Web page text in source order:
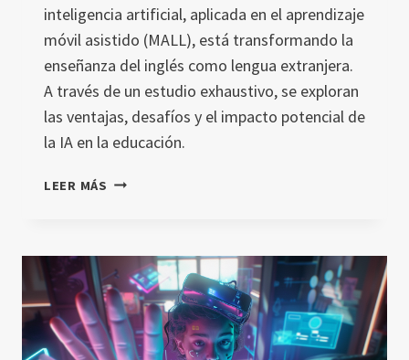
inteligencia artificial, aplicada en el aprendizaje
móvil asistido (MALL), está transformando la
enseñanza del inglés como lengua extranjera.
A través de un estudio exhaustivo, se exploran
las ventajas, desafíos y el impacto potencial de
la IA en la educación.
LEER MÁS CÓMO
ESTÁ
TRANSFORMANDO
LA
ENSEÑANZA
DEL